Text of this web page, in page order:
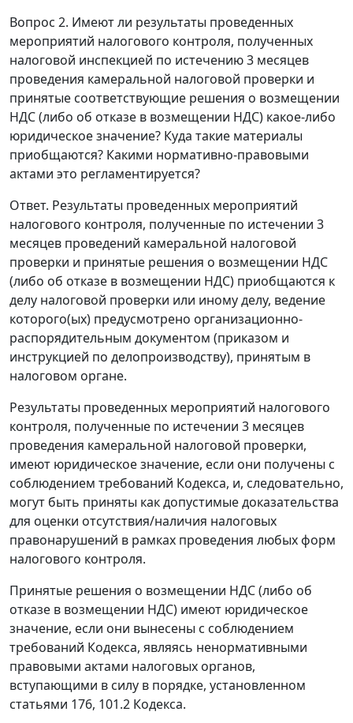
Вопрос 2. Имеют ли результаты проведенных
мероприятий налогового контроля, полученных
налоговой инспекцией по истечению 3 месяцев
проведения камеральной налоговой проверки и
принятые соответствующие решения о возмещении
НДС (либо об отказе в возмещении НДС) какое-либо
юридическое значение? Куда такие материалы
приобщаются? Какими нормативно-правовыми
актами это регламентируется?
Ответ. Результаты проведенных мероприятий
налогового контроля, полученные по истечении 3
месяцев проведений камеральной налоговой
проверки и принятые решения о возмещении НДС
(либо об отказе в возмещении НДС) приобщаются к
делу налоговой проверки или иному делу, ведение
которого(ых) предусмотрено организационно-
распорядительным документом (приказом и
инструкцией по делопроизводству), принятым в
налоговом органе.
Результаты проведенных мероприятий налогового
контроля, полученные по истечении 3 месяцев
проведения камеральной налоговой проверки,
имеют юридическое значение, если они получены с
соблюдением требований Кодекса, и, следовательно,
могут быть приняты как допустимые доказательства
для оценки отсутствия/наличия налоговых
правонарушений в рамках проведения любых форм
налогового контроля.
Принятые решения о возмещении НДС (либо об
отказе в возмещении НДС) имеют юридическое
значение, если они вынесены с соблюдением
требований Кодекса, являясь ненормативными
правовыми актами налоговых органов,
вступающими в силу в порядке, установленном
статьями 176, 101.2 Кодекса.